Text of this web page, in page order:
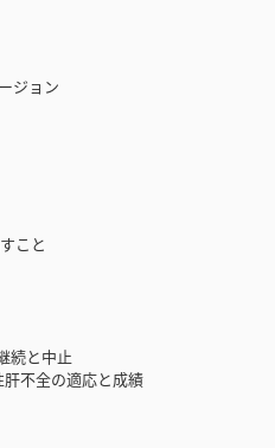
ジョン
こと
と中止
不全の適応と成績